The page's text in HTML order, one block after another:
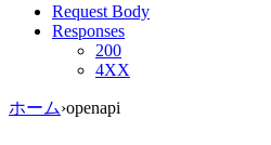
Request Body
Responses
200
4XX
ホーム›openapi